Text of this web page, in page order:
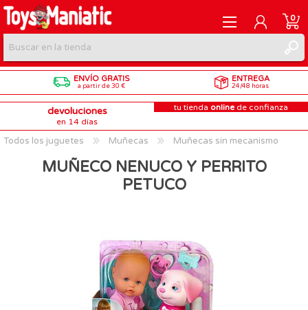
REGISTRARME
INICIAR SESIÓN
0
ENVÍO GRATIS
a partir de 30 €
ENTREGA
24/48 horas
devoluciones
en 14 días
tu tienda online de confianza
Todos los juguetes Muñecas Muñecas sin mecanismo
MUÑECO NENUCO Y PERRITO
PETUCO